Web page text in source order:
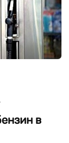
в